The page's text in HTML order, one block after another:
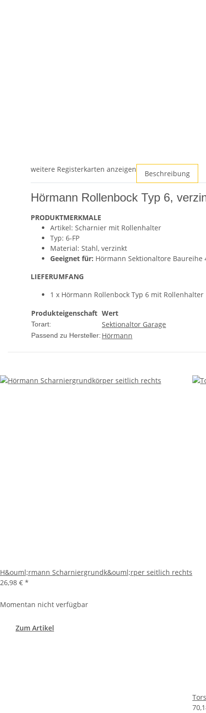
weitere Registerkarten anzeigen Beschreibung
Hörmann Rollenbock Typ 6,
PRODUKTMERKMALE
Artikel: Scharnier mit Rollenhalter
Typ: 6-FP
Material: Stahl, verzinkt
Geeignet für: Hörmann Sektionaltore Baureihe
LIEFERUMFANG
1 x Hörmann Rollenbock Typ 6 mit Rollenhalter
Produkteigenschaft Wert
Torart: Sektionaltor Garage
Passend zu Hersteller: Hörmann
H&ouml;rmann Scharniergrundk&ouml;rper seitlich rechts
26,98 € *
Momentan nicht verfügbar
Zum Artikel